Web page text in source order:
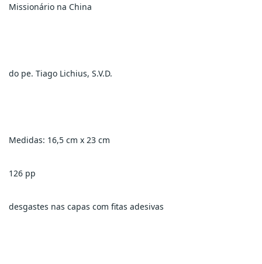
Missionário na China
do pe. Tiago Lichius, S.V.D.
Medidas: 16,5 cm x 23 cm
126 pp
desgastes nas capas com fitas adesivas